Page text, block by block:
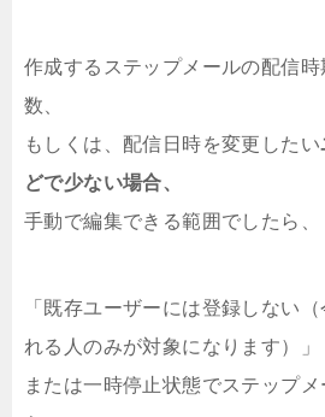
作成するステップメールの配信
数、
もしくは、配信日時を変更したい
どで少ない場合、
手動で編集できる範囲でしたら、
「既存ユーザーには登録しない
れる人のみが対象になります）」
または一時停止状態でステップ